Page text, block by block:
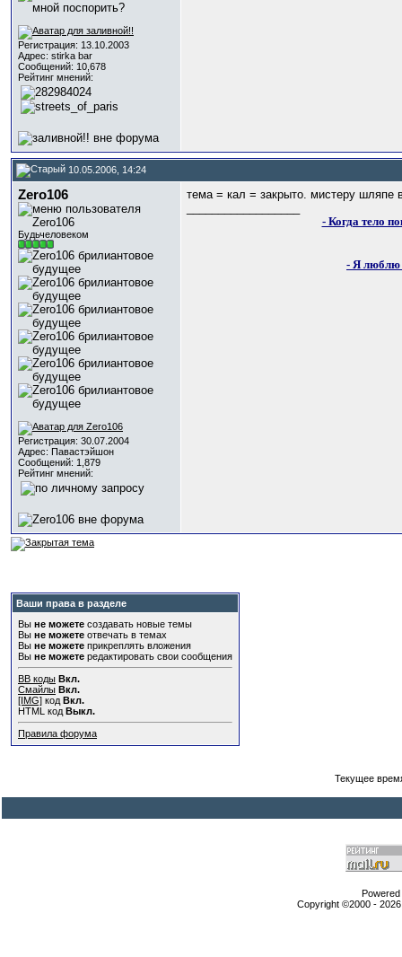
Регистрация: 13.10.2003
Адрес: stirka bar
Сообщений: 10,678
Рейтинг мнений:
10.05.2006, 14:24
Zero106
Будьчеловеком
Регистрация: 30.07.2004
Адрес: Павастэйшон
Сообщений: 1,879
Рейтинг мнений:
тема = кал = закрыто. мистеру шляпе
- Когда тело
- Я люблю
Ваши права в разделе
Вы не можете создавать новые темы
Вы не можете отвечать в темах
Вы не можете прикреплять вложения
Вы не можете редактировать свои сообщения
BB коды Вкл.
Смайлы Вкл.
[IMG] код Вкл.
HTML код Выкл.
Правила форума
Текущее
Copyright ©2000 -